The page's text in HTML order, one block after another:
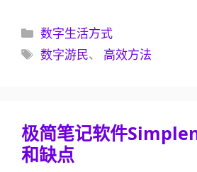
分
类
数字生活方式
标
数字游民、 高效方法
极简笔记软件
和缺点